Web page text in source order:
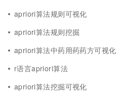
apriori算法规则可视化
apriori算法规则挖掘
apriori算法中药用药药方可视化
r语言apriori算法
apriori算法挖掘可视化